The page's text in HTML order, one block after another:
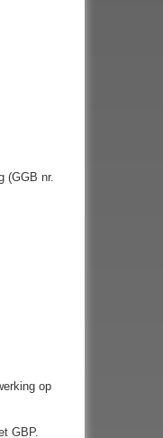
(GGB nr.
op
GBP.